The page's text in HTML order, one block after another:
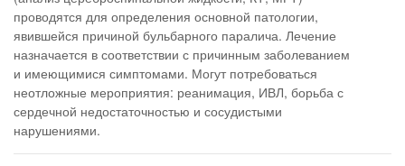
проводятся для определения основной патологии,
явившейся причиной бульбарного паралича. Лечение
назначается в соответствии с причинным заболеванием
и имеющимися симптомами. Могут потребоваться
неотложные мероприятия: реанимация, ИВЛ, борьба с
сердечной недостаточностью и сосудистыми
нарушениями.